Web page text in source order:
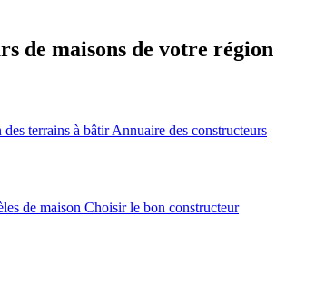
de maisons de votre région
terrains à bâtirAnnuaire des constructeurs
de maison Choisir le bon constructeur